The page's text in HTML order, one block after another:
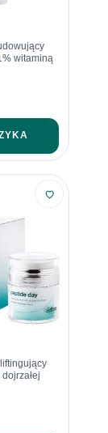
witaminą